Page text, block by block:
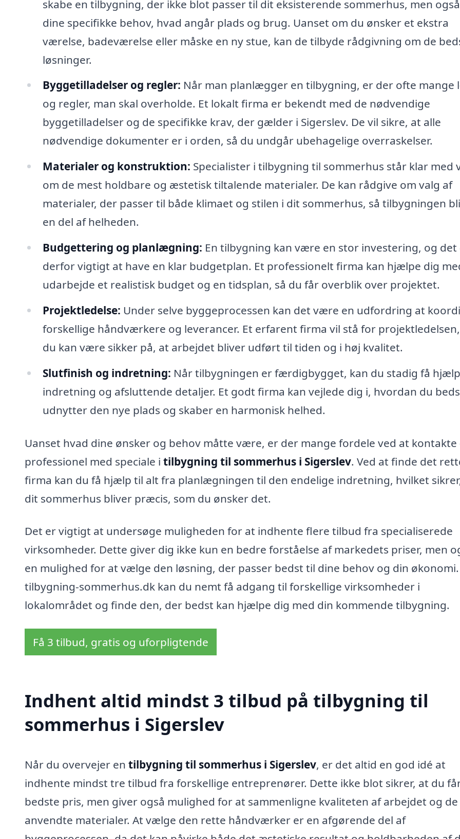
skabe en tilbygning, der ikke blot passer til dit eksisterende sommerhus, men
dine specifikke behov, hvad angår plads og brug. Uanset om du ønsker et ekstra
værelse, badeværelse eller måske en ny stue, kan de tilbyde rådgivning om de
løsninger.
Byggetilladelser og regler: Når man planlægger en tilbygning, er der ofte mange
og regler, man skal overholde. Et lokalt firma er bekendt med de nødvendige
byggetilladelser og de specifikke krav, der gælder i Sigerslev. De vil sikre, at alle
nødvendige dokumenter er i orden, så du undgår ubehagelige overraskelser.
Materialer og konstruktion: Specialister i tilbygning til sommerhus står klar med
om de mest holdbare og æstetisk tiltalende materialer. De kan rådgive om valg af
materialer, der passer til både klimaet og stilen i dit sommerhus, så tilbygningen
en del af helheden.
Budgettering og planlægning: En tilbygning kan være en stor investering, og det
derfor vigtigt at have en klar budgetplan. Et professionelt firma kan hjælpe dig
udarbejde et realistisk budget og en tidsplan, så du får overblik over projektet.
Projektledelse: Under selve byggeprocessen kan det være en udfordring at
forskellige håndværkere og leverancer. Et erfarent firma vil stå for
du kan være sikker på, at arbejdet bliver udført til tiden og i høj kvalitet.
Slutfinish og indretning: Når tilbygningen er færdigbygget, kan du stadig få
indretning og afsluttende detaljer. Et godt firma kan vejlede dig i, hvordan du
udnytter den nye plads og skaber en harmonisk helhed.
Uanset hvad dine ønsker og behov måtte være, er der mange fordele ved at kontakte
professionel med speciale i tilbygning til sommerhus i Sigerslev. Ved at finde det
firma kan du få hjælp til alt fra planlægningen til den endelige indretning, hvilket
dit sommerhus bliver præcis, som du ønsker det.
Det er vigtigt at undersøge muligheden for at indhente flere tilbud fra specialiserede
virksomheder. Dette giver dig ikke kun en bedre forståelse af markedets priser, men
en mulighed for at vælge den løsning, der passer bedst til dine behov og din økonomi.
tilbygning-sommerhus.dk kan du nemt få adgang til forskellige virksomheder i
lokalområdet og finde den, der bedst kan hjælpe dig med din kommende tilbygning.
Få 3 tilbud, gratis og uforpligtende
Indhent altid mindst 3 tilbud på tilbygning til
sommerhus i Sigerslev
Når du overvejer en tilbygning til sommerhus i Sigerslev, er det altid en god idé at
indhente mindst tre tilbud fra forskellige entreprenører. Dette ikke blot sikrer, at du
bedste pris, men giver også mulighed for at sammenligne kvaliteten af arbejdet og de
anvendte materialer. At vælge den rette håndværker er en afgørende del af